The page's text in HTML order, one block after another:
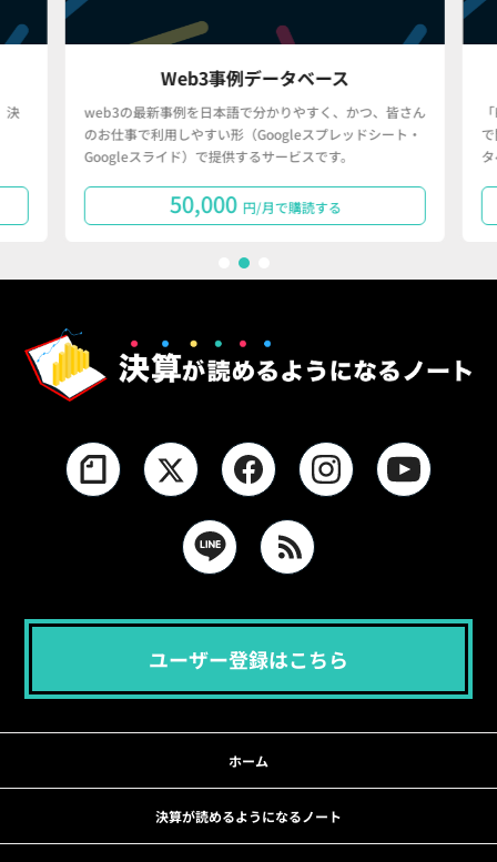
Web3事例データベース
web3の最新事例を日本語で分かりやすく、かつ、皆さん
のお仕事で利用しやすい形（Googleスプレッドシート・
Googleスライド）で提供するサービスです。
50,000 円/月で購読する
ユーザー登録はこちら
ホーム
決算が読めるようになるノート